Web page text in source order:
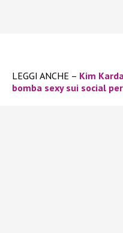
LEGGI ANCHE – Kim
bomba sexy sui social